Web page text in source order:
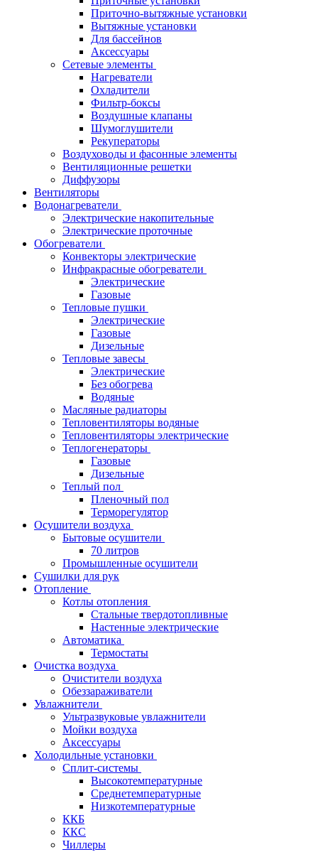
Приточно-вытяжные установки
Вытяжные установки
Для бассейнов
Аксессуары
Сетевые элементы
Нагреватели
Охладители
Фильтр-боксы
Воздушные клапаны
Шумоглушители
Рекуператоры
Воздуховоды и фасонные элементы
Вентиляционные решетки
Диффузоры
Вентиляторы
Водонагреватели
Электрические накопительные
Электрические проточные
Обогреватели
Конвекторы электрические
Инфракрасные обогреватели
Электрические
Газовые
Тепловые пушки
Электрические
Газовые
Дизельные
Тепловые завесы
Электрические
Без обогрева
Водяные
Масляные радиаторы
Тепловентиляторы водяные
Тепловентиляторы электрические
Теплогенераторы
Газовые
Дизельные
Теплый пол
Пленочный пол
Терморегулятор
Осушители воздуха
Бытовые осушители
70 литров
Промышленные осушители
Сушилки для рук
Отопление
Котлы отопления
Стальные твердотопливные
Настенные электрические
Автоматика
Термостаты
Очистка воздуха
Очистители воздуха
Обеззараживатели
Увлажнители
Ультразвуковые увлажнители
Мойки воздуха
Аксессуары
Холодильные установки
Сплит-системы
Высокотемпературные
Среднетемпературные
Низкотемпературные
ККБ
ККС
Чиллеры